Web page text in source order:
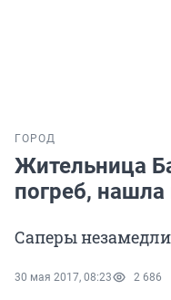
ГОРОД
Жительница
погреб, нашла
Саперы
30 мая 2017, 08:23 2 686